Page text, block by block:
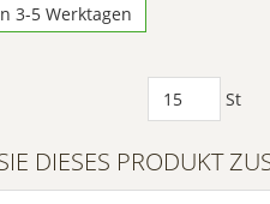
3-5 Werktagen
St
DIESES PRODUKT